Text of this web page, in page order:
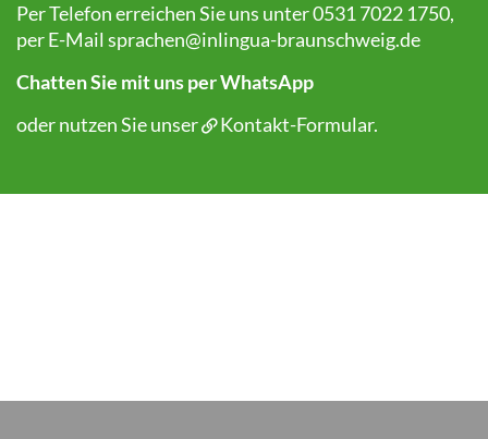
Per Telefon erreichen Sie uns unter 0531 7022 1750,
per E-Mail sprachen@inlingua-braunschweig.de
Chatten Sie mit uns per WhatsApp
oder nutzen Sie unser
Kontakt-Formular.